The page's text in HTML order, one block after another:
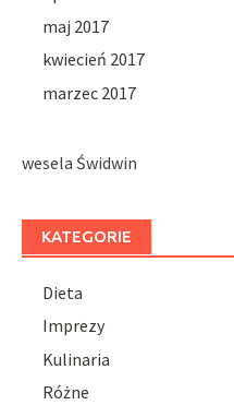
maj 2017
kwiecień 2017
marzec 2017
wesela Świdwin
KATEGORIE
Dieta
Imprezy
Kulinaria
Różne